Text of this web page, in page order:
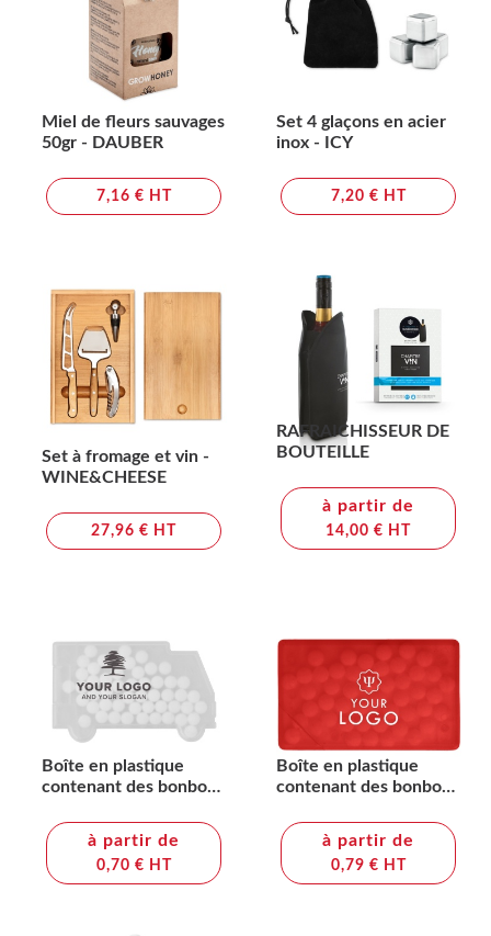
Miel de fleurs sauvages
50gr - DAUBER
7,16 € HT
Set 4 glaçons en acier
inox - ICY
7,20 € HT
Set à fromage et vin -
WINE&CHEESE
27,96 € HT
RAFRAICHISSEUR DE
BOUTEILLE
à partir de
14,00 € HT
Boîte en plastique
contenant des bonbons
à partir de
0,70 € HT
Boîte en plastique
contenant des bonbons
à partir de
0,79 € HT